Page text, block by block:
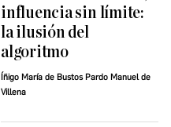
influencia sin límite:
la ilusión del
algoritmo
Íñigo María de Bustos Pardo Manuel de
Villena